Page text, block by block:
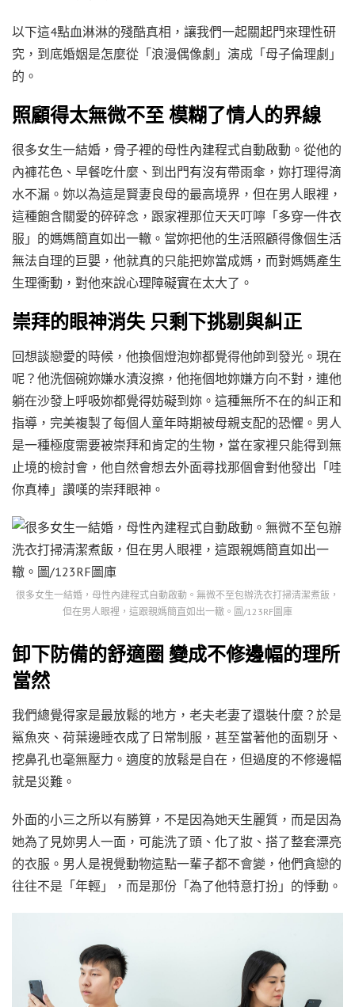
以下這4點血淋淋的殘酷真相，讓我們一起關起門來理性研
究，到底婚姻是怎麼從「浪漫偶像劇」演成「母子倫理劇」
的。
照顧得太無微不至 模糊了情人的界線
很多女生一結婚，骨子裡的母性內建程式自動啟動。從他的
內褲花色、早餐吃什麼、到出門有沒有帶雨傘，妳打理得滴
水不漏。妳以為這是賢妻良母的最高境界，但在男人眼裡，
這種飽含關愛的碎碎念，跟家裡那位天天叮嚀「多穿一件衣
服」的媽媽簡直如出一轍。當妳把他的生活照顧得像個生活
無法自理的巨嬰，他就真的只能把妳當成媽，而對媽媽產生
生理衝動，對他來說心理障礙實在太大了。
崇拜的眼神消失 只剩下挑剔與糾正
回想談戀愛的時候，他換個燈泡妳都覺得他帥到發光。現在
呢？他洗個碗妳嫌水漬沒擦，他拖個地妳嫌方向不對，連他
躺在沙發上呼吸妳都覺得妨礙到妳。這種無所不在的糾正和
指導，完美複製了每個人童年時期被母親支配的恐懼。男人
是一種極度需要被崇拜和肯定的生物，當在家裡只能得到無
止境的檢討會，他自然會想去外面尋找那個會對他發出「哇
你真棒」讚嘆的崇拜眼神。
很多女生一結婚，母性內建程式自動啟動。無微不至包辦洗衣打掃清潔煮飯，
但在男人眼裡，這跟親媽簡直如出一轍。圖/123RF圖庫
卸下防備的舒適圈 變成不修邊幅的理所
當然
我們總覺得家是最放鬆的地方，老夫老妻了還裝什麼？於是
鯊魚夾、荷葉邊睡衣成了日常制服，甚至當著他的面剔牙、
挖鼻孔也毫無壓力。適度的放鬆是自在，但過度的不修邊幅
就是災難。
外面的小三之所以有勝算，不是因為她天生麗質，而是因為
她為了見妳男人一面，可能洗了頭、化了妝、搭了整套漂亮
的衣服。男人是視覺動物這點一輩子都不會變，他們貪戀的
往往不是「年輕」，而是那份「為了他特意打扮」的悸動。